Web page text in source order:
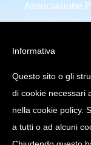
Associazione
20124
C.Fiscale:
Informativa
Questo sito o gli
di cookie necessari
nella cookie policy.
a tutti o ad alcuni